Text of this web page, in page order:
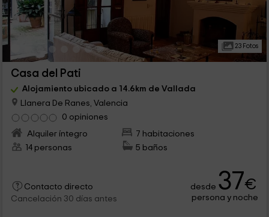
23 Fotos
Casa del Pati
Alojamiento ubicado a 14.6km de Vallada
Llanera De Ranes, Valencia
0 opiniones
Alquiler íntegro
7 habitaciones
14 personas
5 baños
Contacto directo
Cancelación 30 días antes
desde 37€
persona y noche